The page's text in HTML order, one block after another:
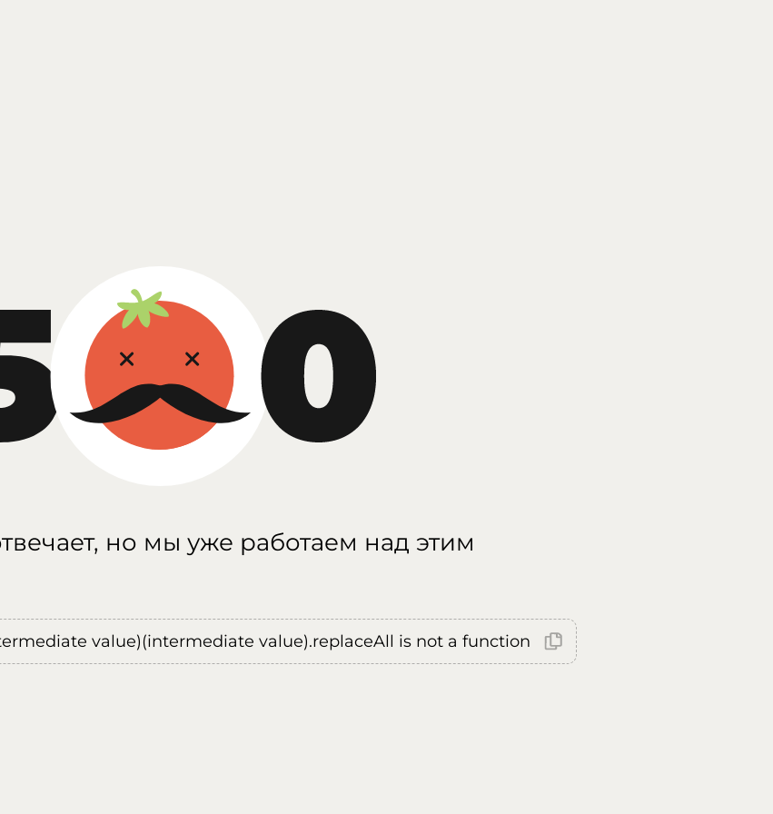
но мы уже работаем над этим
value)(intermediate value).replaceAll is not a function